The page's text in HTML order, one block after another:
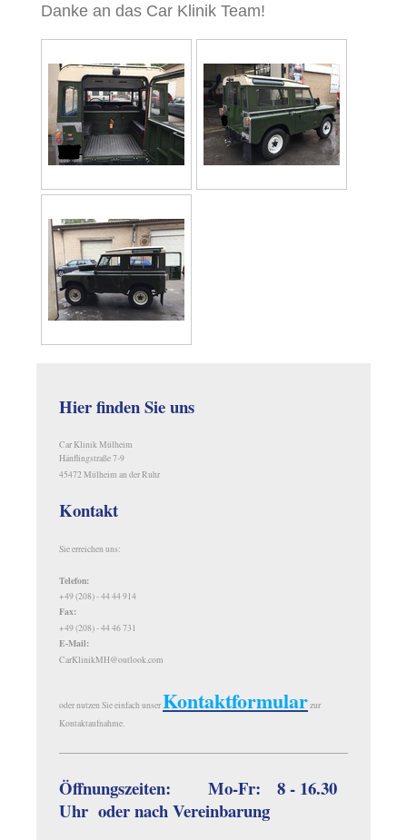
Danke an das Car Klinik Team!
Hier finden Sie uns
Car Klinik Mülheim
Hänflingstraße 7-9
45472 Mülheim an der Ruhr
Kontakt
Sie erreichen uns:
Telefon:
+49 (208) - 44 44 914
Fax:
+49 (208) - 44 46 731
E-Mail:
CarKlinikMH@outlook.com
oder nutzen Sie einfach unserKontaktformularzur
Kontaktaufnahme.
Öffnungszeiten: Mo-Fr: 8 - 16.30
Uhr oder nach Vereinbarung